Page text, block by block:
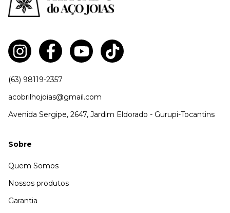
(63) 98119-2357
acobrilhojoias@gmail.com
Avenida Sergipe, 2647, Jardim Eldorado - Gurupi-Tocantins
Sobre
Quem Somos
Nossos produtos
Garantia